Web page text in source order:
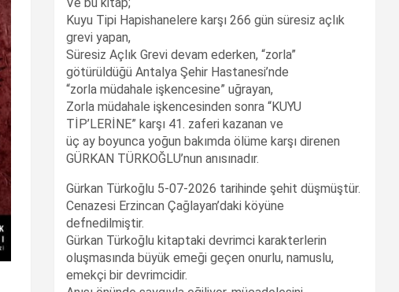
Kuyu Tipi Hapishanelere karşı 266 gün süresiz açlık
grevi yapan,
Süresiz Açlık Grevi devam ederken, “zorla”
götürüldüğü Antalya Şehir Hastanesi’nde
“zorla müdahale işkencesine” uğrayan,
Zorla müdahale işkencesinden sonra “KUYU
TİP’LERİNE” karşı 41. zaferi kazanan ve
üç ay boyunca yoğun bakımda ölüme karşı direnen
GÜRKAN TÜRKOĞLU’nun anısınadır.
Gürkan Türkoğlu 5-07-2026 tarihinde şehit düşmüştür.
Cenazesi Erzincan Çağlayan’daki köyüne
defnedilmiştir.
Gürkan Türkoğlu kitaptaki devrimci karakterlerin
oluşmasında büyük emeği geçen onurlu, namuslu,
emekçi bir devrimcidir.